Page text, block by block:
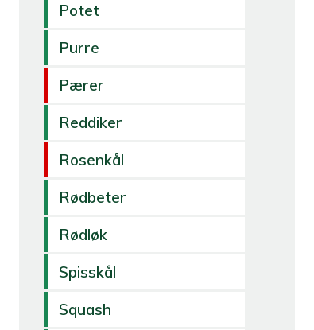
Potet
Purre
Pærer
Reddiker
Rosenkål
Rødbeter
Rødløk
Spisskål
Squash